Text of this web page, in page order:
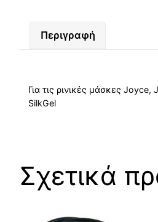
Περιγραφή
Για τις ρινικές μάσκες
SilkGel
Σχετικά